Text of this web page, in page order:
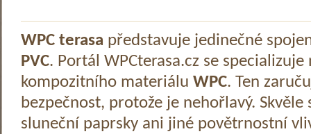
WPC terasa představuje jedinečné
PVC. Portál WPCterasa.cz se specializuje
kompozitního materiálu WPC. Ten
bezpečnost, protože je nehořlavý.
sluneční paprsky ani jiné povětrnostní